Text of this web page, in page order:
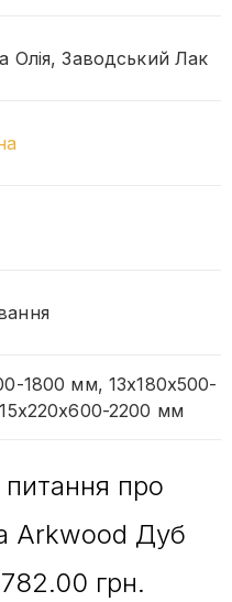
Олія, Заводський Лак
1800 мм, 13x180x500-
2200 мм
питання про
Arkwood Дуб
грн.